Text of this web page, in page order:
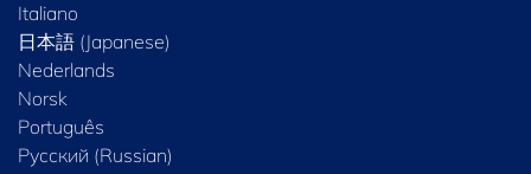
Italiano
日本語 (Japanese)
Nederlands
Norsk
Português
Русский (Russian)